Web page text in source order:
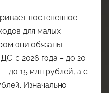
постепенное
для малых
они обязаны
с 2026 года – до 20
до 15 млн рублей, а с
Изначально